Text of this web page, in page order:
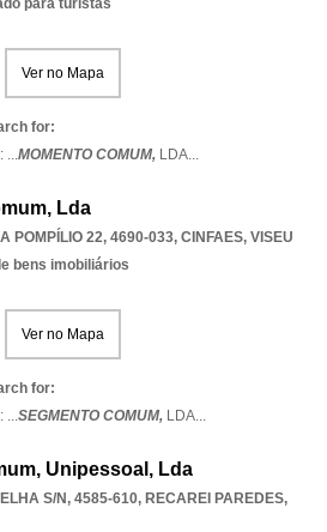
para turistas
Ver no Mapa
for:
...MOMENTO COMUM, LDA...
Lda
POMPÍLIO 22, 4690-033, CINFAES, VISEU
bens imobiliários
Ver no Mapa
for:
...SEGMENTO COMUM, LDA...
Unipessoal, Lda
S/N, 4585-610, RECAREI PAREDES,